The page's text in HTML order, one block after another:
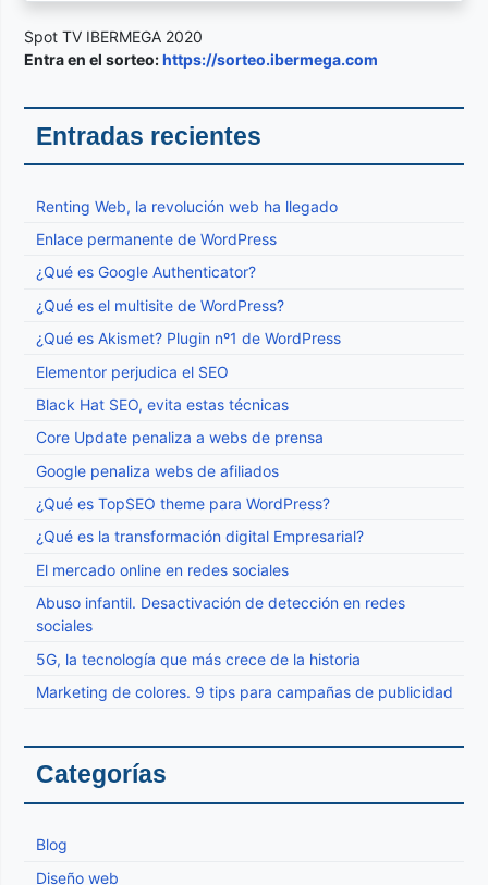
Spot TV IBERMEGA 2020
Entra en el sorteo:https://sorteo.ibermega.com
Entradas recientes
Renting Web, la revolución web ha llegado
Enlace permanente de WordPress
¿Qué es Google Authenticator?
¿Qué es el multisite de WordPress?
¿Qué es Akismet? Plugin nº1 de WordPress
Elementor perjudica el SEO
Black Hat SEO, evita estas técnicas
Core Update penaliza a webs de prensa
Google penaliza webs de afiliados
¿Qué es TopSEO theme para WordPress?
¿Qué es la transformación digital Empresarial?
El mercado online en redes sociales
Abuso infantil. Desactivación de detección en redes
sociales
5G, la tecnología que más crece de la historia
Marketing de colores. 9 tips para campañas de publicidad
Categorías
Blog
Diseño web